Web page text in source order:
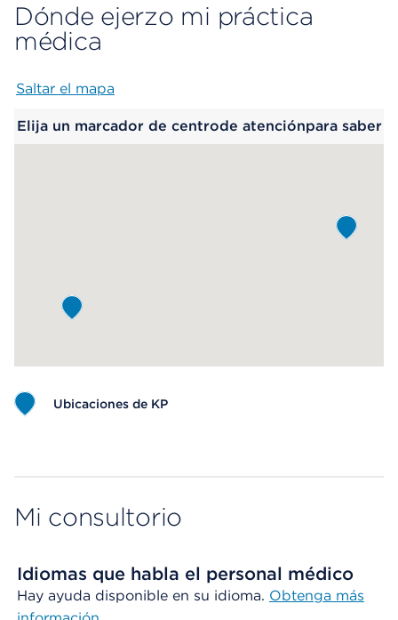
Dónde ejerzo mi práctica
médica
Saltar el mapa
Elija un marcador de centrode atenciónpara saber
Ubicaciones de KP
Mi consultorio
Idiomas que habla el personal médico
Hay ayuda disponible en su idioma. Obtenga más